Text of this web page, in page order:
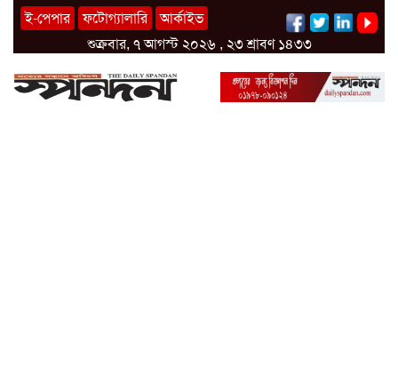
ই-পেপার ফটোগ্যালারি
আর্কাইভ
শুক্রবার, ৭ আগস্ট ২০২৬ , ২৩ শ্রাবণ ১৪৩৩